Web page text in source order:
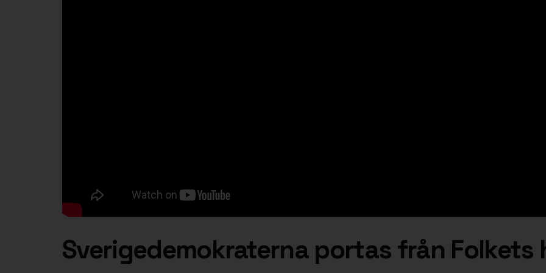
Sverigedemokraterna portas från Folkets